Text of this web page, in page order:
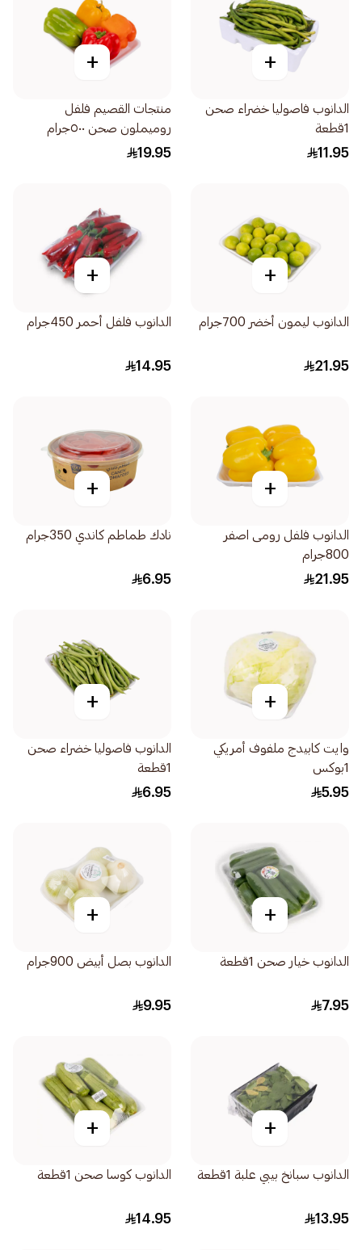
+
الدانوب فاصوليا خضراء صحن
1قطعة
11.95
+
منتجات القصيم فلفل
روميملون صحن ٥٠٠جرام
19.95
+
الدانوب ليمون أخضر 700جرام
21.95
+
الدانوب فلفل أحمر 450جرام
14.95
+
الدانوب فلفل رومى اصفر
800جرام
21.95
+
نادك طماطم كاندي 350جرام
6.95
+
وايت كابيدج ملفوف أمريكي
1بوكس
5.95
+
الدانوب فاصوليا خضراء صحن
1قطعة
6.95
+
الدانوب خيار صحن 1قطعة
7.95
+
الدانوب بصل أبيض 900جرام
9.95
+
الدانوب سبانخ بيبي علبة 1قطعة
13.95
+
الدانوب كوسا صحن 1قطعة
14.95